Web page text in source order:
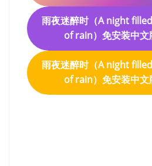
雨夜迷醉时（A night
of rain）免安装中文
雨夜迷醉时（A night
of rain）免安装中文